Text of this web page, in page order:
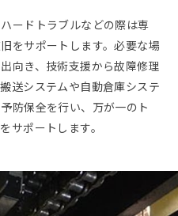
ードトラブルなどの際は専
をサポートします。必要な場
向き、技術支援から故障修理
送システムや自動倉庫システ
防保全を行い、万が一のト
サポートします。